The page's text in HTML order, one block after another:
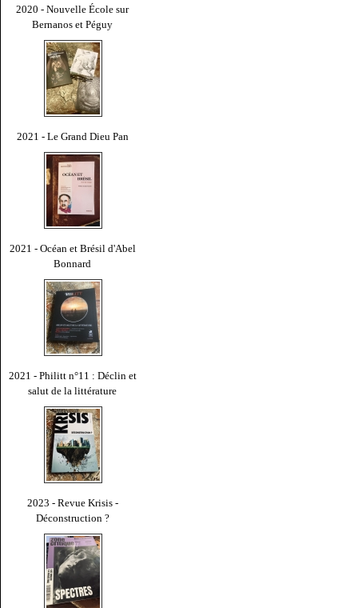
2020 - Nouvelle École sur
Bernanos et Péguy
2021 - Le Grand Dieu Pan
2021 - Océan et Brésil d'Abel
Bonnard
2021 - Philitt n°11 : Déclin et
salut de la littérature
2023 - Revue Krisis -
Déconstruction ?